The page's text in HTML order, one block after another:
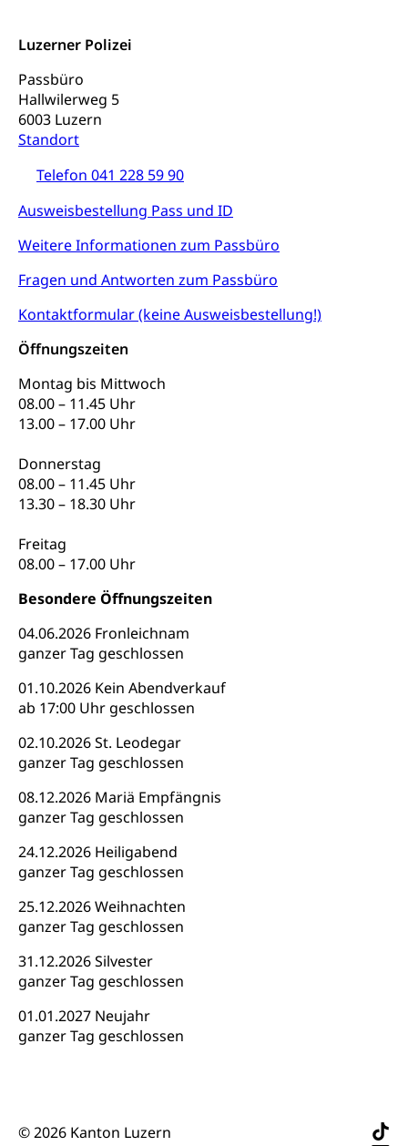
Luzerner Polizei
Passbüro
Hallwilerweg 5
6003 Luzern
Standort
Telefon 041 228 59 90
Ausweisbestellung Pass und ID
Weitere Informationen zum Passbüro
Fragen und Antworten zum Passbüro
Kontaktformular (keine Ausweisbestellung!)
Öffnungszeiten
Montag bis Mittwoch
08.00 – 11.45 Uhr
13.00 – 17.00 Uhr
Donnerstag
08.00 – 11.45 Uhr
13.30 – 18.30 Uhr
Freitag
08.00 – 17.00 Uhr
Besondere Öffnungszeiten
04.06.2026 Fronleichnam
ganzer Tag geschlossen
01.10.2026 Kein Abendverkauf
ab 17:00 Uhr geschlossen
02.10.2026 St. Leodegar
ganzer Tag geschlossen
08.12.2026 Mariä Empfängnis
ganzer Tag geschlossen
24.12.2026 Heiligabend
ganzer Tag geschlossen
25.12.2026 Weihnachten
ganzer Tag geschlossen
31.12.2026 Silvester
ganzer Tag geschlossen
01.01.2027 Neujahr
ganzer Tag geschlossen
© 2026 Kanton Luzern
Gesundheitsversorgung
Krankenversicherung (WAS Luzern)
Existenzsicherung - Sozialhilfe
Soziales und Gesellschaft (Dienststelle)
Opferhilfe
Arbeitslosenversicherung (WAS Luzern)
Medikamentenabhängigkeit,
Arzneimittelabhängigkeit, Suchtkrankheit,
Drogenabhängige, Drogensüchtige,
Betäubungsmittel, Suchtmittel, Psychopharmaka
Fachstelle Sucht Region Luzern
Gesundheitsversorgung
Ambulant vor stationär, AVOS, Patientendossier
Gesundheitsversorgung
AHV / IV
Altersrente, Invalidenrente, Witwenrente,
Pensionskasse, erste Säule, zweite Säule, dritte
Ergänzungsleistungen, Altersvorsorge,
Hilfslosenentschädigung (WAS Luzern)
Informationsstelle AHV/IV
AHV-Altersrente (WAS Luzern)
IV-Leistungen (WAS Luzern)
Behinderung
geistige Behinderung, psychische Behinderung,
Erwerbsunfähigkeit, Behinderte
Kultur und Medien
Archive und Bibliotheken
Bücher, Bundesarchiv, Landesbibliothek
Zentral- und Hochschulbibliothek
Museen, Theater, Bibliotheken
Dienststelle Kultur
Kunst & Kultur (Luzern Tourismus)
Kulturförderung
Kulturpolitik, Sprachförderung, Denkmalpflege,
kulturelles Angebot, Kulturerbe, kulturelles Erbe,
Nachwuchsförderung, Vermittlung, Selektive
Förderung, Kulturausschreibungen, Kulturpreis,
Bildende Kunst, Angewandte Kunst, Theater/Tanz,
Musik, Entwicklung, Programmbeiträge,
Werkankäufe, Kunstankäufe, Kunst und Bau, Schule
und Kultur, Kulturgesuche, Kulturvermittlung
Kulturförderung und Vermittlung
Zentralschweizer Filmförderung
Schiene und öffentlicher Verkehr
Verkehrsverbund Luzern VVL
Schifffahrt